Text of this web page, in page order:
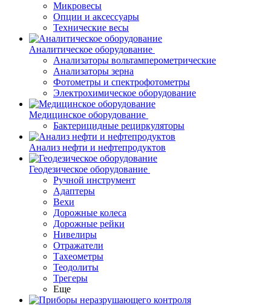
Микровесы
Опции и аксессуары
Технические весы
Аналитическое оборудование
Анализаторы вольтамперометрические
Анализаторы зерна
Фотометры и спектрофотометры
Электрохимическое оборудование
Медицинское оборудование
Бактерицидные рециркуляторы
Анализ нефти и нефтепродуктов
Геодезическое оборудование
Ручной инструмент
Адаптеры
Вехи
Дорожные колеса
Дорожные рейки
Нивелиры
Отражатели
Тахеометры
Теодолиты
Трегеры
Еще